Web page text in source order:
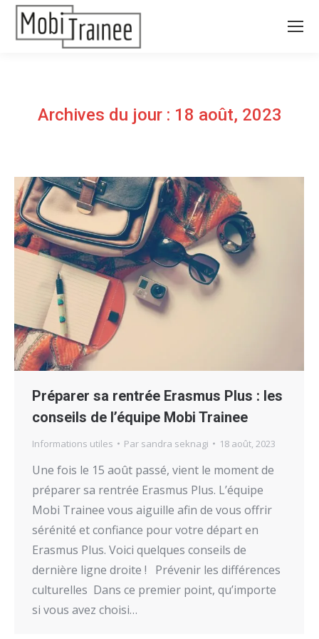
Archives du jour : 18 août, 2023
Préparer sa rentrée Erasmus Plus : les
conseils de l’équipe Mobi Trainee
Informations utiles Par sandra seknagi 18 août, 2023
Une fois le 15 août passé, vient le moment de
préparer sa rentrée Erasmus Plus. L’équipe
Mobi Trainee vous aiguille afin de vous offrir
sérénité et confiance pour votre départ en
Erasmus Plus. Voici quelques conseils de
dernière ligne droite ! Prévenir les différences
culturelles Dans ce premier point, qu’importe
si vous avez choisi…